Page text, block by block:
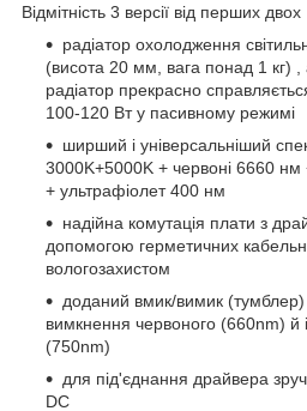
Відмітність 3 версії від перших
радіатор охолодження
(висота 20 мм, вага понад 1 кг)
радіатор прекрасно
100-120 Вт у пасивному режимі
ширший і універсальніший
3000K+5000K + червоні 6660 нм
+ ультрафіолет 400 нм
надійна комутація плати з
допомогою герметичних
вологозахистом
доданий вмик/вимик (тумблер)
вимкнення червоного (660nm) й
(750nm)
для під'єднання драйвера
DC